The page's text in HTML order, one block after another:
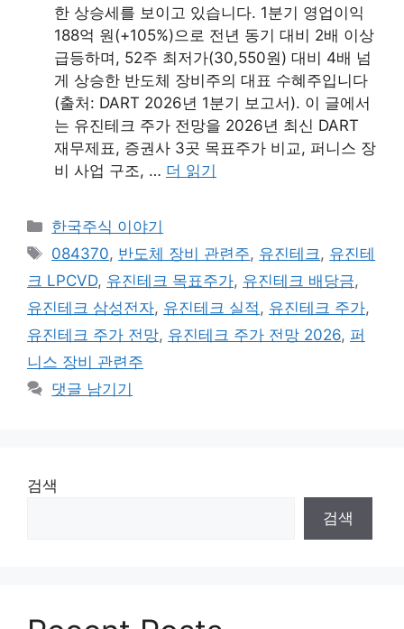
한 상승세를 보이고 있습니다. 1분기 영업이익
188억 원(+105%)으로 전년 동기 대비 2배 이상
급등하며, 52주 최저가(30,550원) 대비 4배 넘
게 상승한 반도체 장비주의 대표 수혜주입니다
(출처: DART 2026년 1분기 보고서). 이 글에서
는 유진테크 주가 전망을 2026년 최신 DART
재무제표, 증권사 3곳 목표주가 비교, 퍼니스 장
비 사업 구조, … 더 읽기
카
테
리
한국주식 이야기
태
그
084370, 반도체 장비 관련주, 유진테크 , 유진테
크 LPCVD, 유진테크 목표주가, 유진테크 배당금,
유진테크 삼성전자, 유진테크 실적 , 유진테크 주가,
유진테크 주가 전망, 유진테크 주가 전망 2026, 퍼
니스 장비 관련주
댓글 남기기
검색
검색